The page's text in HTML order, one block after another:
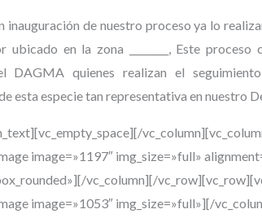
inauguración de nuestro proceso ya lo
ubicado en la zona ________, Este
DAGMA quienes realizan el
esta especie tan representativa en nuestro
image=»1197″ img_size=»full»
vc_column][/
image=»1053″ img_size=»full»][/